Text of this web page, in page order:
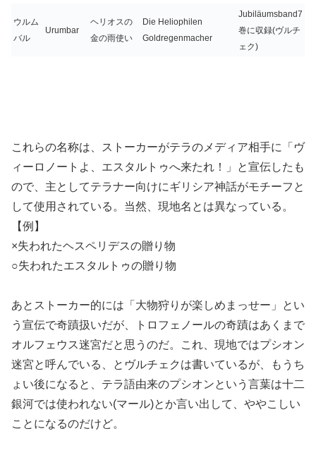
ウルム
バル
Urumbar
ヘリオスの
金の雨使い
Die Heliophilen
Goldregenmacher
Jubiläumsband7
巻に収録(ヴルチ
ェク)
これらの名称は、ストーカーがテラのメディア相手に「ヴ
ィーロノートよ、エスタルトゥへ来たれ！」と宣伝したも
ので、主としてテラナー向けにギリシア神話がモチーフと
して使用されている。当然、現地名とは異なっている。
【例】
×失われたヘスペリデスの贈り物
○失われたエスタルトゥの贈り物
あとストーカー的には「大物狩りが楽しめまっせー」とい
う宣伝で奇蹟扱いだが、トロフェノールの奇蹟はあくまで
オルフェウス迷宮だと思うのだ。これ、現地ではプシオン
迷宮と呼んでいる、とヴルチェクは書いているが、もうち
ょい後になると、テラ語由来のプシオンという言葉は十二
銀河では使われない(マール)とか言い出して、ややこしい
ことになるのだけど。